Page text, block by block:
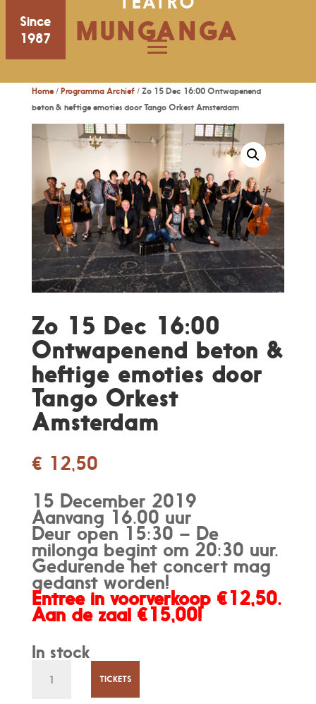
Since
1987
MUNGANGA
Home/ Programma Archief/ Zo 15 Dec 16:00 Ontwapenend
beton & heftige emoties door Tango Orkest Amsterdam
Zo 15 Dec 16:00
Ontwapenend beton &
heftige emoties door
Tango Orkest
Amsterdam
€ 12,50
15 December 2019
Aanvang 16.00 uur
Deur open 15:30 – De
milonga begint om 20:30 uur.
Gedurende het concert mag
gedanst worden!
Entree in voorverkoop €12,50.
Aan de zaal €15,00!
In stock
15 TICKETS